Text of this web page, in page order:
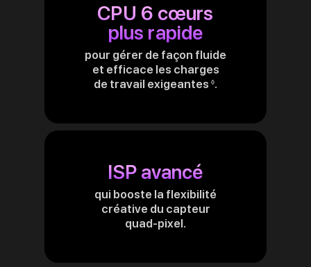
CPU 6 cœurs
plus rapide
pour gérer de façon fluide
et efficace les charges
de travail exigeantes ◊.
mentions
légales
ISP avancé
qui booste la flexibilité
créative du capteur
quad‑pixel.